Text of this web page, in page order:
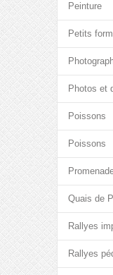
Peinture
Petits
Photos et
Poissons
Poissons
Quais de
Rallyes
Rallyes